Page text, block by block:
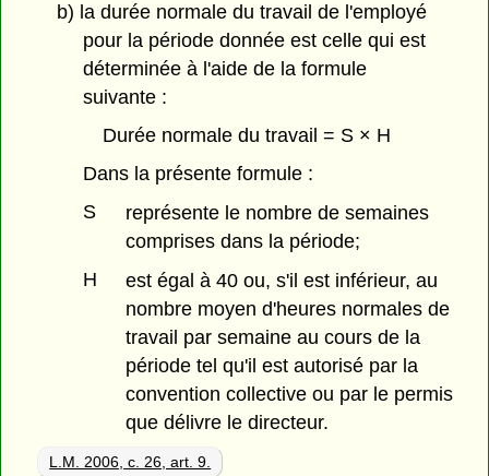
b) la durée normale du travail de l'employé
pour la période donnée est celle qui est
déterminée à l'aide de la formule
suivante :
Durée normale du travail = S × H
Dans la présente formule :
S
représente le nombre de semaines
comprises dans la période;
H
est égal à 40 ou, s'il est inférieur, au
nombre moyen d'heures normales de
travail par semaine au cours de la
période tel qu'il est autorisé par la
convention collective ou par le permis
que délivre le directeur.
L.M. 2006, c. 26, art. 9.